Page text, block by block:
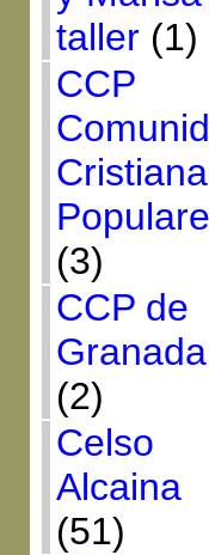
taller(1)
CCP
(3)
CCP de
Granada
(2)
Celso
Alcaina
(51)